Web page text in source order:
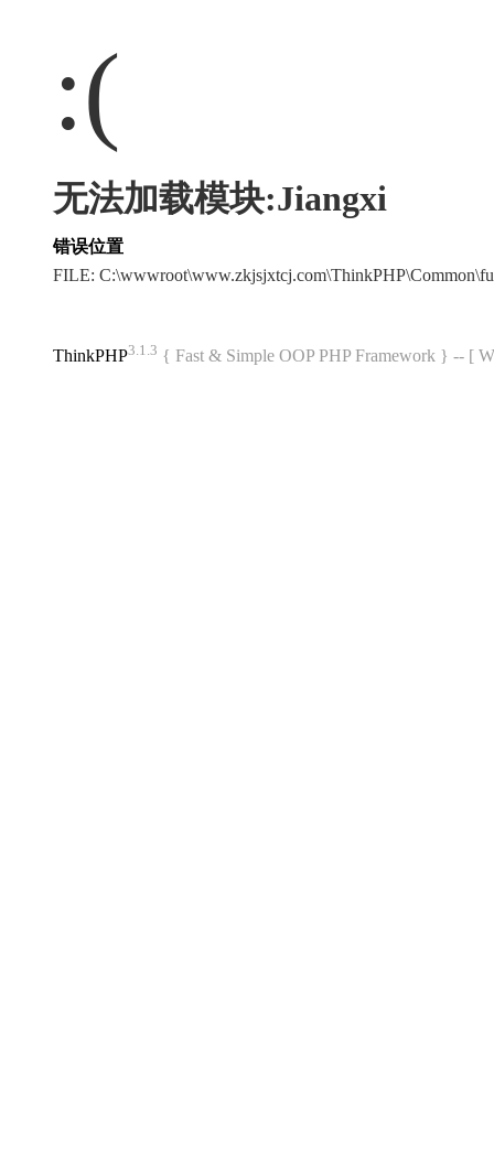
:(
无法加载模块:Jiangxi
错误位置
FILE:
ThinkPHP3.1.3 { Fast & Simple OOP PHP Framework } -- [